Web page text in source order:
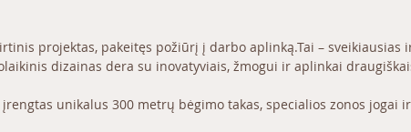
projektas, pakeitęs požiūrį į darbo aplinką.Tai – sveikiausias
dizainas dera su inovatyviais, žmogui ir aplinkai
unikalus 300 metrų bėgimo takas, specialios zonos jogai